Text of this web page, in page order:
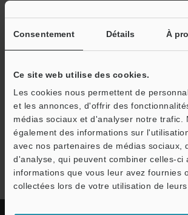
Consentement Détails À
Ce site web utilise des cookies.
Les cookies nous permettent de
et les annonces, d'offrir des
médias sociaux et d'analyser notre trafic.
également des informations sur
avec nos partenaires de médias sociaux,
d'analyse, qui peuvent combiner celles-ci
informations que vous leur avez fournies
collectées lors de votre utilisation de leurs
Continuer
Nous garantissons une confidentialité totale :
Confidentialité
Série LJ-S8000